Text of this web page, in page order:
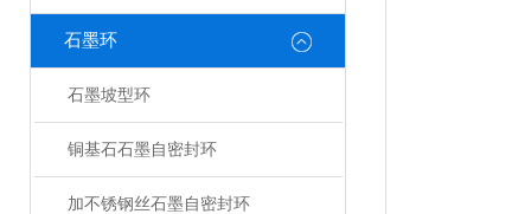
石墨环
石墨坡型环
铜基石石墨自密封环
加不锈钢丝石墨自密封环